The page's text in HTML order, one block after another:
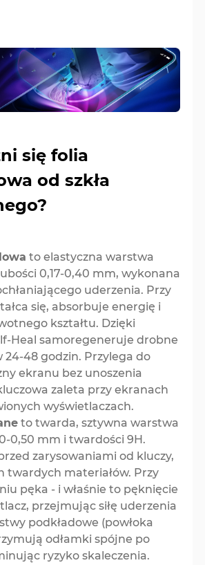
się folia
od szkła
to elastyczna warstwa
0,17-0,40 mm, wykonana
uderzenia. Przy
się, absorbuje energię i
kształtu. Dzięki
Heal samoregeneruje drobne
24-48 godzin. Przylega do
ekranu bez unoszenia
zaleta przy ekranach
wyświetlaczach.
to twarda, sztywna warstwa
0,50 mm i twardości 9H.
zarysowaniami od kluczy,
twardych materiałów. Przy
pęka - i właśnie to pęknięcie
przejmując siłę uderzenia
podkładowe (powłoka
odłamki spójne po
ryzyko skaleczenia.